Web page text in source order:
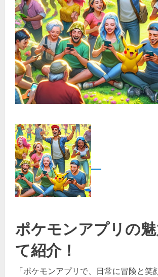
ポケモンアプリの
て紹介！
「ポケモンアプリで、日常に冒険と笑